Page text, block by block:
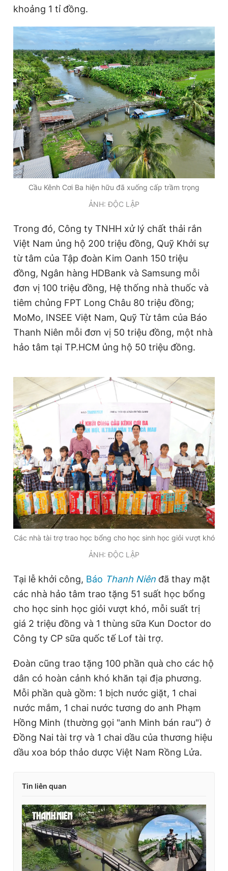
khoảng 1 tỉ đồng.
Cầu Kênh Cơi Ba hiện hữu đã xuống cấp trầm trọng
ẢNH: ĐỘC LẬP
Trong đó, Công ty TNHH xử lý chất thải rắn
Việt Nam ủng hộ 200 triệu đồng, Quỹ Khởi sự
từ tâm của Tập đoàn Kim Oanh 150 triệu
đồng, Ngân hàng HDBank và Samsung mỗi
đơn vị 100 triệu đồng, Hệ thống nhà thuốc và
tiêm chủng FPT Long Châu 80 triệu đồng;
MoMo, INSEE Việt Nam, Quỹ Từ tâm của Báo
Thanh Niên mỗi đơn vị 50 triệu đồng, một nhà
hảo tâm tại TP.HCM ủng hộ 50 triệu đồng.
Các nhà tài trợ trao học bổng cho học sinh học giỏi vượt khó
ẢNH: ĐỘC LẬP
Tại lễ khởi công, Báo Thanh Niên đã thay mặt
các nhà hảo tâm trao tặng 51 suất học bổng
cho học sinh học giỏi vượt khó, mỗi suất trị
giá 2 triệu đồng và 1 thùng sữa Kun Doctor do
Công ty CP sữa quốc tế Lof tài trợ.
Đoàn cũng trao tặng 100 phần quà cho các hộ
dân có hoàn cảnh khó khăn tại địa phương.
Mỗi phần quà gồm: 1 bịch nước giặt, 1 chai
nước mắm, 1 chai nước tương do anh Phạm
Hồng Minh (thường gọi "anh Minh bán rau") ở
Đồng Nai tài trợ và 1 chai dầu của thương hiệu
dầu xoa bóp thảo dược Việt Nam Rồng Lửa.
Tin liên quan